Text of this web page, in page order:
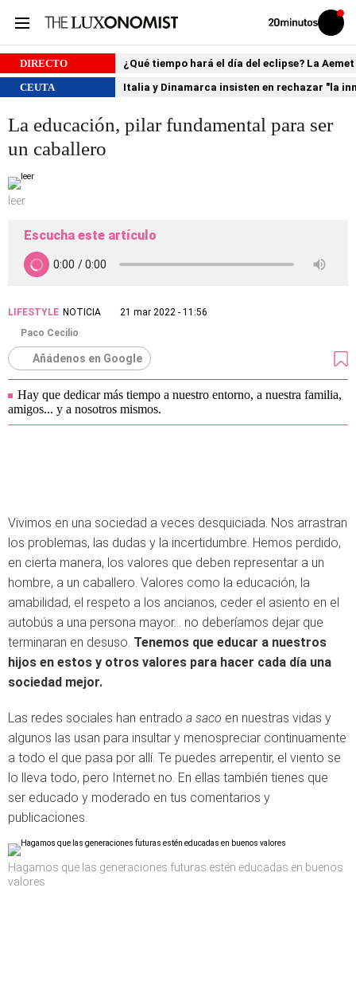
Volver
Iniciar
sesión
DIRECTO
¿Qué tiempo hará el día del eclipse? La
CEUTA
Italia y Dinamarca insisten en rechazar "la
La educación, pilar fundamental para ser
un caballero
leer
Escucha este artículo
LIFESTYLE NOTICIA
21 mar 2022 - 11:56
Paco Cecilio
Añádenos en Google
Hay que dedicar más tiempo a nuestro entorno, a nuestra familia,
amigos... y a nosotros mismos.
Vivimos en una sociedad a veces desquiciada. Nos arrastran
los problemas, las dudas y la incertidumbre. Hemos perdido,
en cierta manera, los valores que deben representar a un
hombre, a un caballero. Valores como la educación, la
amabilidad, el respeto a los ancianos, ceder el asiento en el
autobús a una persona mayor… no deberíamos dejar que
terminaran en desuso. Tenemos que educar a nuestros
hijos en estos y otros valores para hacer cada día una
sociedad mejor.
Las redes sociales han entrado a saco en nuestras vidas y
algunos las usan para insultar y menospreciar continuamente
a todo el que pasa por allí. Te puedes arrepentir, el viento se
lo lleva todo, pero Internet no. En ellas también tienes que
ser educado y moderado en tus comentarios y
publicaciones.
Hagamos que las generaciones futuras estén educadas en buenos
valores